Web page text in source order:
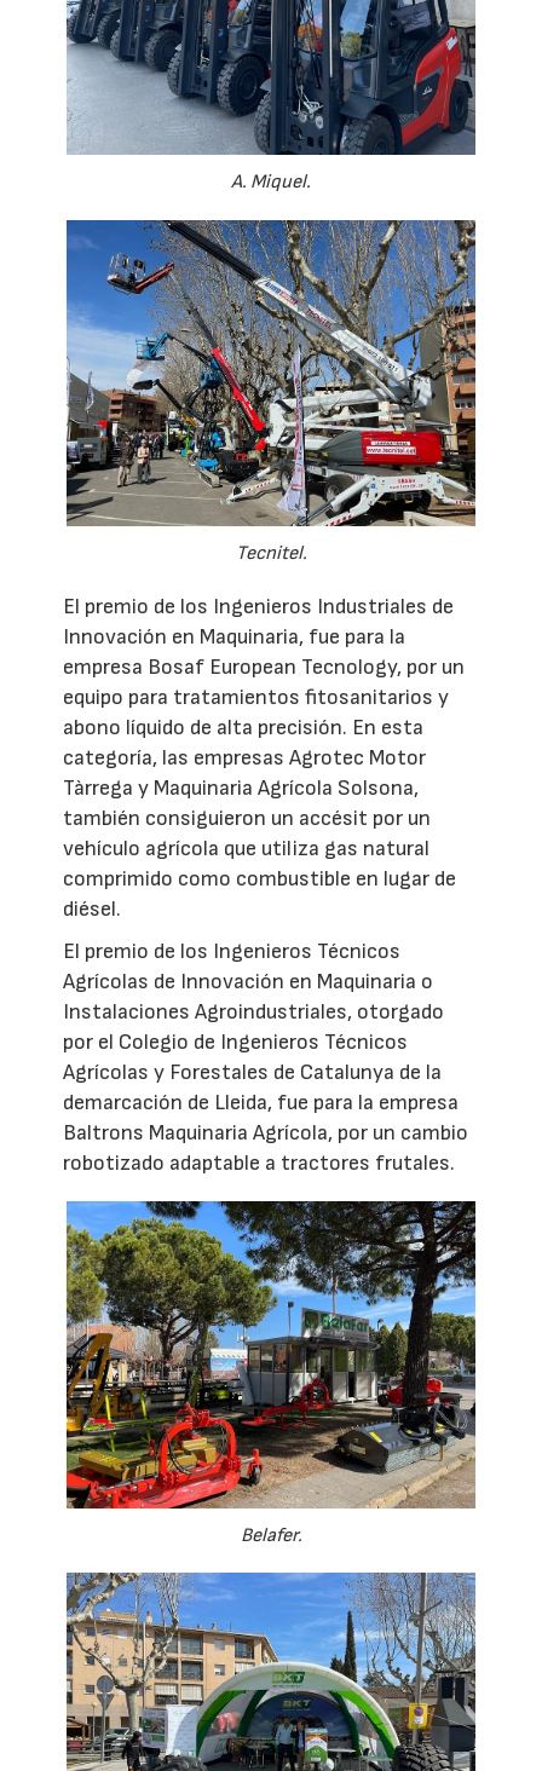
A. Miquel.
Tecnitel.
El premio de los Ingenieros Industriales de
Innovación en Maquinaria, fue para la
empresa Bosaf European Tecnology, por un
equipo para tratamientos fitosanitarios y
abono líquido de alta precisión. En esta
categoría, las empresas Agrotec Motor
Tàrrega y Maquinaria Agrícola Solsona,
también consiguieron un accésit por un
vehículo agrícola que utiliza gas natural
comprimido como combustible en lugar de
diésel.
El premio de los Ingenieros Técnicos
Agrícolas de Innovación en Maquinaria o
Instalaciones Agroindustriales, otorgado
por el Colegio de Ingenieros Técnicos
Agrícolas y Forestales de Catalunya de la
demarcación de Lleida, fue para la empresa
Baltrons Maquinaria Agrícola, por un cambio
robotizado adaptable a tractores frutales.
Belafer.